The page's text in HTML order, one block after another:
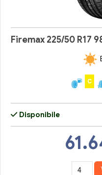
Firemax 225/50 R17
C
Disponibile